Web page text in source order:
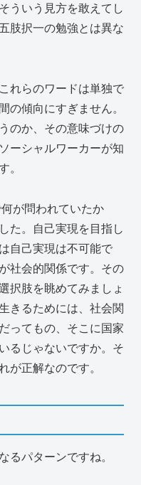
ういう見方を敢えてし
肢択一の勉強とは異な
れらのワードは単独で
の傾向にすぎません。
のか、その意味づけの
ーシャルワーカーが知
が問われていたか
た。自己実現を目指し
自己実現は不可能で
社会的関係です。その
択肢を眺めてみましょ
きるためには、社会関
ってもの、そこに国家
るじゃないですか。そ
が正解なのです。
るパターンですね。